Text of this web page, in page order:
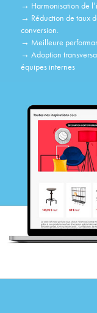
→ Harmonisation de
→ Réduction de taux
conversion.
→ Meilleure
→ ​​​​​​​ Adoption
équipes internes​​​​​​​